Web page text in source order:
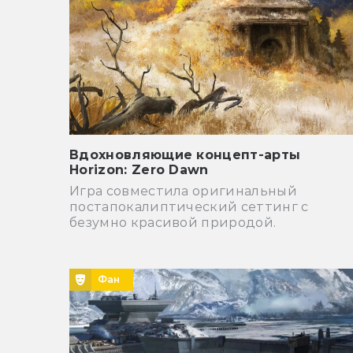
Вдохновляющие концепт-арты
Horizon: Zero Dawn
Игра совместила оригинальный
постапокалиптический сеттинг с
безумно красивой природой.
Фан